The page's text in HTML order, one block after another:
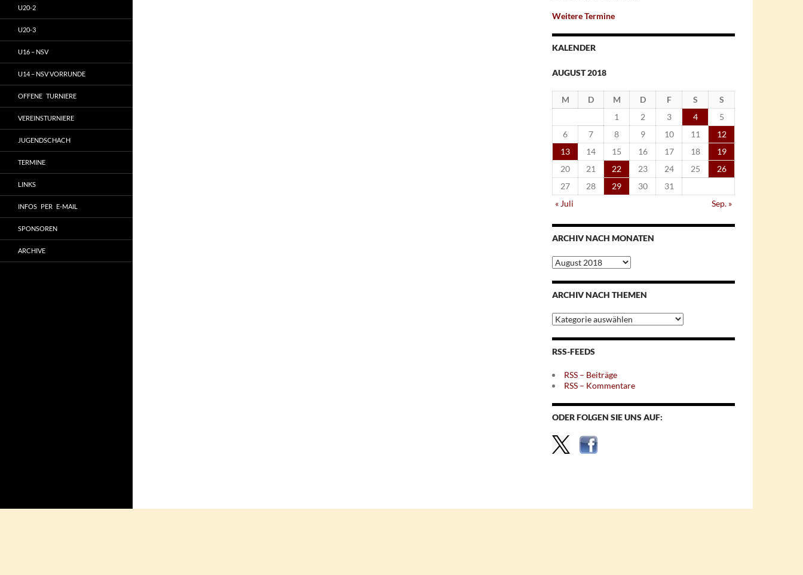
Weitere Termine
KALENDER
AUGUST 2018
M D M D F S
S
1
2 3 4
5
6
7 8 9 10 11
12
13
14 15 16 17 18
19
20
21 22 23 24 25
26
27
28 29 30
31
« Juli
Sep. »
ARCHIV NACH MONATEN
Archiv
nach
Monaten
ARCHIV NACH THEMEN
Archiv
nach
Themen
RSS-FEEDS
RSS – Beiträge
RSS – Kommentare
ODER FOLGEN SIE UNS AUF:
U20-2
U20-3
U16 – NSV
U14 – NSV VORRUNDE
OFFENE TURNIERE
VEREINSTURNIERE
JUGENDSCHACH
TERMINE
LINKS
INFOS PER E-MAIL
SPONSOREN
ARCHIVE